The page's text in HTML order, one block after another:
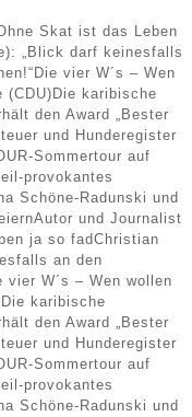
Skat ist das Leben
„Blick darf keinesfalls
Die vier W´s – Wen
(CDU) Die karibische
den Award „Bester
und Hunderegister
Sommertour auf
provokantes
Schöne-Radunski und
Autor und Journalist
ja so fadChristian
an den
vier W´s – Wen wollen
Die karibische
den Award „Bester
und Hunderegister
Sommertour auf
provokantes
Schöne-Radunski und